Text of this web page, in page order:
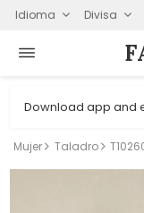
Idioma Divisa
Download app and
Mujer Taladro